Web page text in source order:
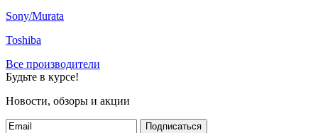
Sony/Murata
Toshiba
Все производители
Будьте в курсе!
Новости, обзоры и акции
Подписаться